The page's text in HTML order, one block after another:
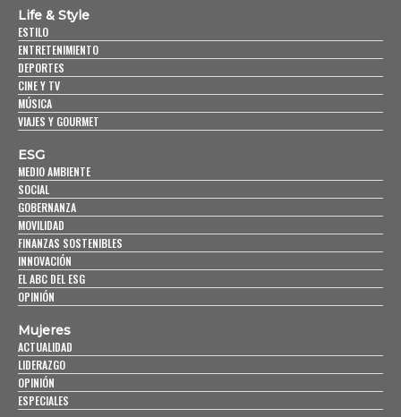
Life & Style
ESTILO
ENTRETENIMIENTO
DEPORTES
CINE Y TV
MÚSICA
VIAJES Y GOURMET
ESG
MEDIO AMBIENTE
SOCIAL
GOBERNANZA
MOVILIDAD
FINANZAS SOSTENIBLES
INNOVACIÓN
EL ABC DEL ESG
OPINIÓN
Mujeres
ACTUALIDAD
LIDERAZGO
OPINIÓN
ESPECIALES